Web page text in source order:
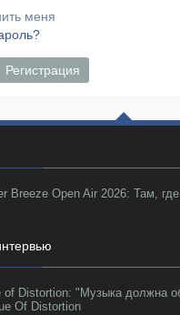
меня
Регистрация
Breeze Open Air 2026: Там,
of Distortion: "Музыка должна
Of Distortion